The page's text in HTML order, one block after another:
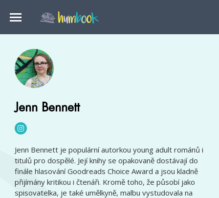
Jenn Bennett
Jenn Bennett je populární autorkou young adult románů i
titulů pro dospělé. Její knihy se opakovaně dostávají do
finále hlasování Goodreads Choice Award a jsou kladně
přijímány kritikou i čtenáři. Kromě toho, že působí jako
spisovatelka, je také umělkyně, malbu vystudovala na